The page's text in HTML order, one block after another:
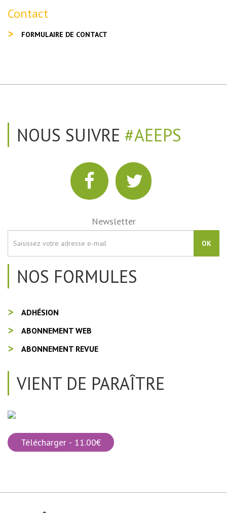
Contact
FORMULAIRE DE CONTACT
NOUS SUIVRE #AEEPS
Newsletter
OK
NOS FORMULES
ADHÉSION
ABONNEMENT WEB
ABONNEMENT REVUE
VIENT DE PARAÎTRE
Télécharger - 11.00€